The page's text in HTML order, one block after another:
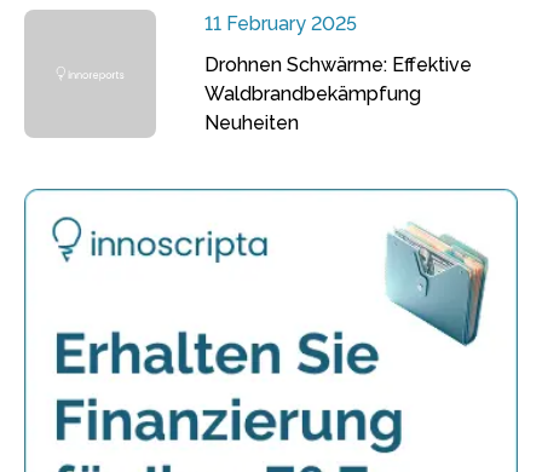
11 February 2025
Drohnen Schwärme: Effektive
Waldbrandbekämpfung
Neuheiten